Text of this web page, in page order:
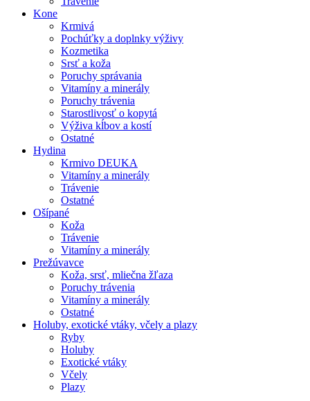
Kone
Krmivá
Pochúťky a doplnky výživy
Kozmetika
Srsť a koža
Poruchy správania
Vitamíny a minerály
Poruchy trávenia
Starostlivosť o kopytá
Výživa kĺbov a kostí
Ostatné
Hydina
Krmivo DEUKA
Vitamíny a minerály
Trávenie
Ostatné
Ošípané
Koža
Trávenie
Vitamíny a minerály
Prežúvavce
Koža, srsť, mliečna žľaza
Poruchy trávenia
Vitamíny a minerály
Ostatné
Holuby, exotické vtáky, včely a plazy
Ryby
Holuby
Exotické vtáky
Včely
Plazy